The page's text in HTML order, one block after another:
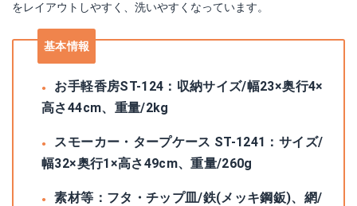
をレイアウトしやすく、洗いやすくなっています。
基本情報
お手軽香房ST-124：収納サイズ/幅23×奥行4×
高さ44cm、重量/2kg
スモーカー・タープケース ST-1241：サイズ/
幅32×奥行1×高さ49cm、重量/260g
素材等：フタ・チップ皿/鉄(メッキ鋼鈑)、網/